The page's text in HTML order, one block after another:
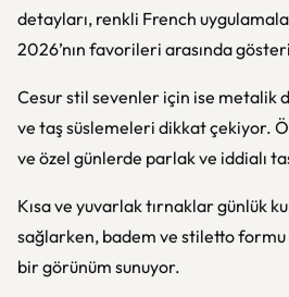
detayları, renkli French
2026’nın favorileri arasında
Cesur stil sevenler için ise metalik
ve taş süslemeleri dikkat çekiyor.
ve özel günlerde parlak ve iddialı
Kısa ve yuvarlak tırnaklar günlük
sağlarken, badem ve stiletto formu
bir görünüm sunuyor.